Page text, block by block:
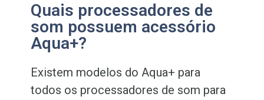
Quais processadores de
som possuem acessório
Aqua+?
Existem modelos do Aqua+ para
todos os processadores de som para